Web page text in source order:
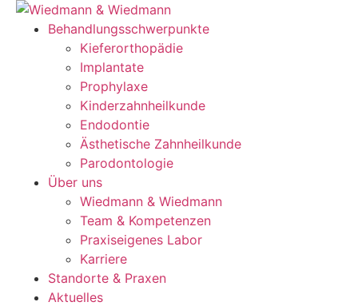
Zum
Behandlungsschwerpunkte
Kieferorthopädie
Implantate
Prophylaxe
Kinderzahnheilkunde
Endodontie
Ästhetische Zahnheilkunde
Parodontologie
Über uns
Wiedmann & Wiedmann
Team & Kompetenzen
Praxiseigenes Labor
Karriere
Standorte & Praxen
Aktuelles